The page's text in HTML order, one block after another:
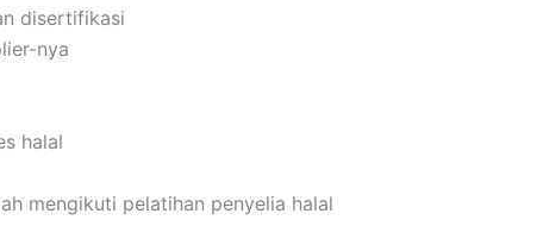
disertifikasi
nya
halal
mengikuti pelatihan penyelia halal